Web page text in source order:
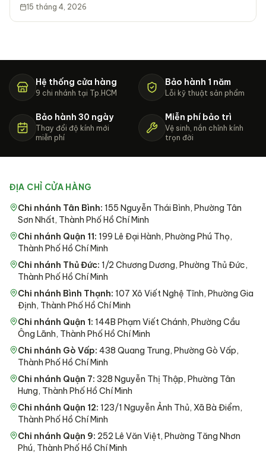
15 tháng 4, 2026
Hệ thống cửa hàng
9 chi nhánh tại Tp.HCM
Bảo hành 1 năm
Lỗi kỹ thuật sản phẩm
Bảo hành 30 ngày
Thay đổi độ kính mới
miễn phí
Miễn phí bảo trì
Vệ sinh, nắn chỉnh kính
trọn đời
ĐỊA CHỈ CỬA HÀNG
Chi nhánh Tân Bình: 155 Nguyễn Thái Bình, Phường Tân
Sơn Nhất, Thành Phố Hồ Chí Minh
Chi nhánh Quận 11: 199 Lê Đại Hành, Phường Phú Thọ,
Thành Phố Hồ Chí Minh
Chi nhánh Thủ Đức: 1/2 Chương Dương, Phường Thủ Đức,
Thành Phố Hồ Chí Minh
Chi nhánh Bình Thạnh: 107 Xô Viết Nghệ Tĩnh, Phường Gia
Định, Thành Phố Hồ Chí Minh
Chi nhánh Quận 1: 144B Phạm Viết Chánh, Phường Cầu
Ông Lãnh, Thành Phố Hồ Chí Minh
Chi nhánh Gò Vấp: 438 Quang Trung, Phường Gò Vấp,
Thành Phố Hồ Chí Minh
Chi nhánh Quận 7: 328 Nguyễn Thị Thập, Phường Tân
Hưng, Thành Phố Hồ Chí Minh
Chi nhánh Quận 12: 123/1 Nguyễn Ảnh Thủ, Xã Bà Điểm,
Thành Phố Hồ Chí Minh
Chi nhánh Quận 9: 252 Lê Văn Việt, Phường Tăng Nhơn
Phú, Thành Phố Hồ Chí Minh